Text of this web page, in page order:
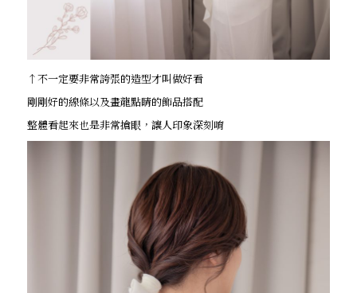
↑不一定要非常誇張的造型才叫做好看
剛剛好的線條以及畫龍點睛的飾品搭配
整體看起來也是非常搶眼，讓人印象深刻唷